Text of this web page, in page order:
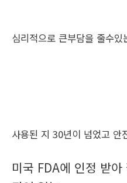
심리적으로 큰부담을 줄수있
사용된 지 30년이 넘었고 안
미국 FDA에 인정 받